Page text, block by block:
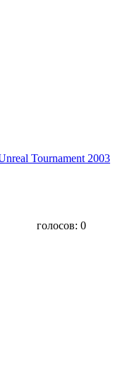
Tournament 2003
голосов: 0